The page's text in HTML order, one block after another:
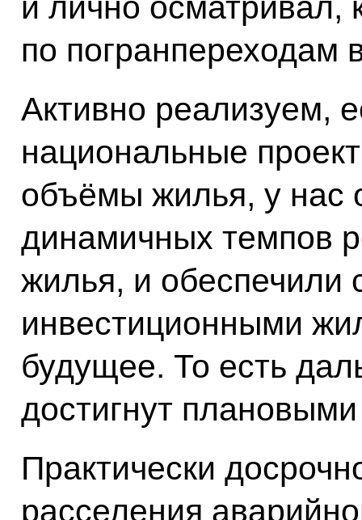
по погранпереходам
Активно реализуем,
национальные
объёмы жилья, у нас
динамичных темпов
жилья, и обеспечили
инвестиционными
будущее. То есть
достигнут
Практически
расселения